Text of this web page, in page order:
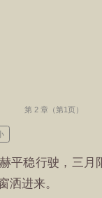
第 2 章（第1页）
平稳行驶，三月
洒进来。